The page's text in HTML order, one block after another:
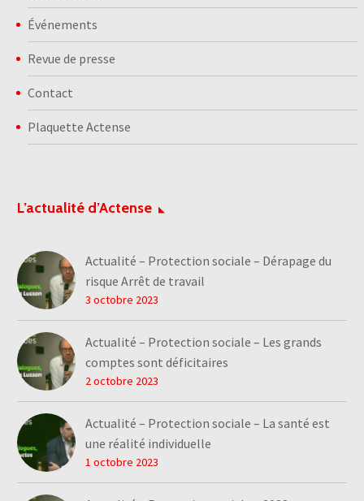
Événements
Revue de presse
Contact
Plaquette Actense
L’actualité d’Actense
Actualité – Protection sociale – Dérapage du
risque Arrêt de travail
3 octobre 2023
Actualité – Protection sociale – Les grands
comptes sont déficitaires
2 octobre 2023
Actualité – Protection sociale – La santé est
une réalité individuelle
1 octobre 2023